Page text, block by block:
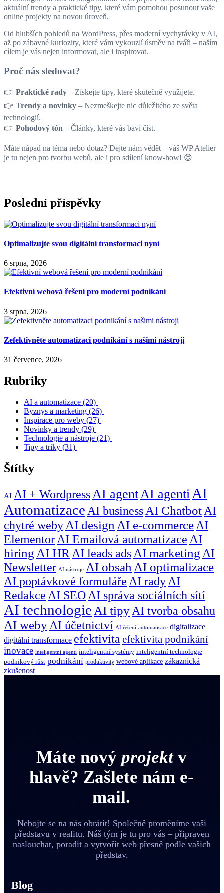
aktuální trendy a praktické tipy, které vám pomohou posunout vaše
online projekty na novou úroveň.
Od hlubších pohledů na WordPress, přes moderní vychytávky v AI,
až po zábavné kuriozity, které vám vykouzlí úsměv na tváři – naším
cílem je vás nejen informovat, ale i inspirovat.
Proč nás sledovat?
👉 Praktické rady – Získejte tipy, které skutečně využijete.
👉 Trendy a novinky – Nezmeškejte nic důležitého ze světa
technologií.
👉 Pohodový tón – Články, které vás baví číst.
Máte nápad na téma nebo dotaz? Dejte nám vědět – váš WP Atelier
je tu nejen pro tvorbu webů, ale i pro sdílení know-how! 😊
Poslední příspěvky
Optimalizujte svou digitální transformaci nyní
6 srpna, 2026
Efektivní webová řešení pro moderní podnikání
3 srpna, 2026
Zefektivněte automatizaci podnikání s našimi nástroji
31 července, 2026
Rubriky
AI a automatizace (20)
Byznys a marketing (26)
Inspirace pro weby (27)
Novinky a trendy (29)
Technologie a nástroje (21)
Tipy a triky (31)
Štítky
AI AI + WordpressAI agentAI agenti AI
Automatizace AI business AI Chatbot AI
chytré weby AI design AI e-commerce AI
Elementor AI Emailová automatizace AI
hiring AI HR AI leads ads AI marketing AI
Newsletter AI nástroje AI obsah AI optimalizace
AI poptávkové formuláře AI rady AI
Redakce AI SEO AI správa sociálních sítí
AI technologie AI tipy AI tvorba obsahu
AI weby AI účetnictví AI řešení automatisace digitalizace
digitální transformace efektivita efektivita podnikání
inovace inteligentní agenti inteligentní systémy inteligentní technologie
podnikový růst podnikání produktivity webové aplikace zákaznická
zkušenost
Máte nový projektv
hlavě? Zašlete nám e-
mail.
Nebojte se na nás obrátit! Společně proměníme vaši
představu v realitu. Náš tým je tu pro vás – připraven
naslouchat, poradit a vytvořit web přesně podle vašich
představ.
Blog